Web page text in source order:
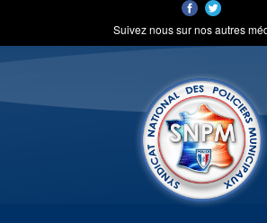
Suivez nous sur nos autres